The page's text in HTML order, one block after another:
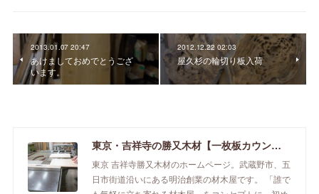
2013.01.07 20:47
あけましておめでとうござ
います。
2012.12.22 02:03
屋久杉の輪切り板入荷
東京・吉祥寺の勝又木材【一枚板カウンター】
東京 吉祥寺勝又木材のホームページ。武蔵野市、五
日市街道沿いにある明治創業の材木屋です。 「誰で